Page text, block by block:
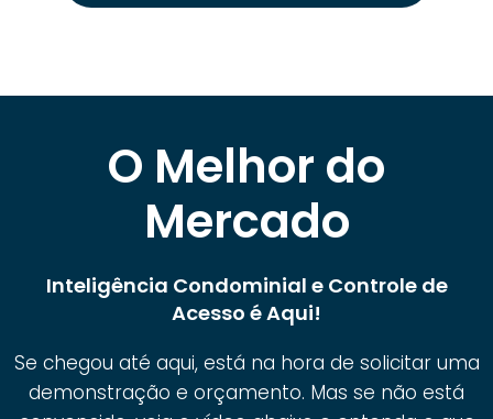
O Melhor do
Mercado
Inteligência Condominial e Controle de
Acesso é Aqui!
Se chegou até aqui, está na hora de solicitar uma
demonstração e orçamento. Mas se não está